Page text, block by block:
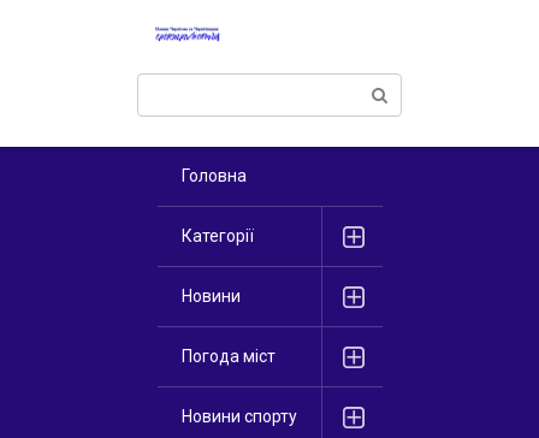
Поиск:
Головна
Категорії
Новини
Погода міст
Новини спорту